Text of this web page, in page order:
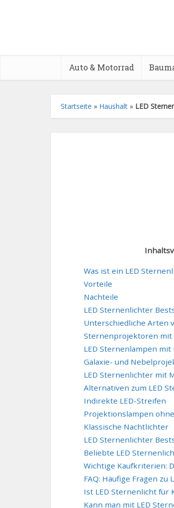
Auto & Motorrad
Startseite » Haushalt » LED
Was ist ein LED
Vorteile
Nachteile
LED Sternenlichter
Unterschiedliche Arten
Sternenprojektoren mit
LED Sternenlampen mit
Galaxie- und
LED Sternenlichter mit
Alternativen zum LED
Indirekte LED-Streifen
Projektionslampen
Klassische Nachtlichter
LED Sternenlichter
Beliebte LED
Wichtige Kaufkriterien:
FAQ: Häufige Fragen zu
Ist LED Sternenlicht für
Kann man mit LED